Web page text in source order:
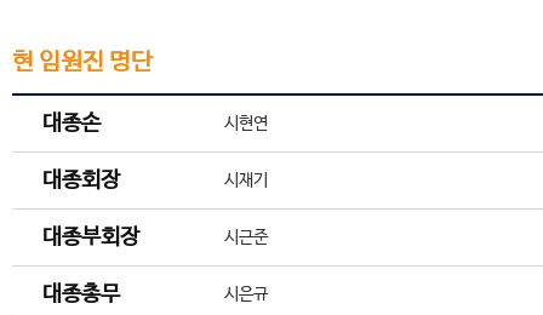
현 임원진 명단
대종손 시현연
대종회장 시재기
대종부회장 시근준
대종총무 시은규